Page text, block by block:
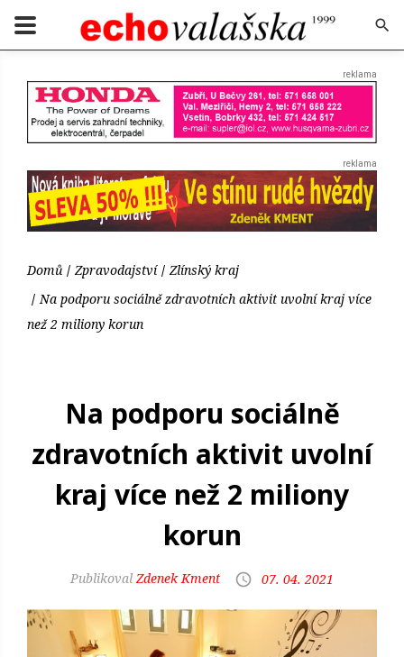
Domů Zpravodajství
Zlínský kraj
Na podporu sociálně zdravotních aktivit uvolní kraj více
než 2 miliony korun
Na podporu sociálně
zdravotních aktivit uvolní
kraj více než 2 miliony
korun
Zdenek Kment 07. 04. 2021